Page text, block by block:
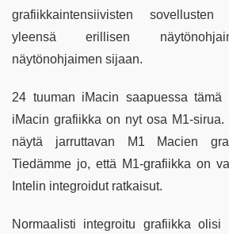
grafiikkaintensiivisten
yleensä erillisen
näytönohjaimen sijaan.
24 tuuman iMacin saapuessa tämä
iMacin grafiikka on nyt osa M1-
näytä jarruttavan M1 Macien
Tiedämme jo, että M1-grafiikka on
Intelin integroidut ratkaisut.
Normaalisti integroitu grafiikka olisi